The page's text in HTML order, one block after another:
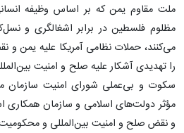
ملت مقاوم یمن که بر اساس وظیفه
مظلوم فلسطین در برابر اشغالگری و
می‌کنند، حملات نظامی آمریکا علیه یمن
را تهدیدی آشکار علیه صلح و امنیت
سکوت و بی‌عملی شورای امنیت سازمان
مؤثر دولت‌های اسلامی و سازمان
و نقض صلح و امنیت بین‌المللی و